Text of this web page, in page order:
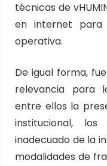
técnicas de
en internet para
operativa.
De igual forma,
relevancia para
entre ellos la
institucional,
inadecuado de la
modalidades de